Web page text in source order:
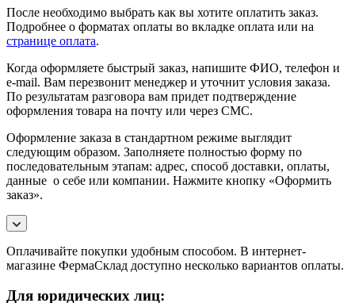
После необходимо выбрать как вы хотите оплатить заказ.
Подробнее о форматах оплаты во вкладке оплата или на
странице оплата.
Когда оформляете быстрый заказ, напишите ФИО, телефон и
e-mail. Вам перезвонит менеджер и уточнит условия заказа.
По результатам разговора вам придет подтверждение
оформления товара на почту или через СМС.
Оформление заказа в стандартном режиме выглядит
следующим образом. Заполняете полностью форму по
последовательным этапам: адрес, способ доставки, оплаты,
данные о себе или компании. Нажмите кнопку «Оформить
заказ».
Оплачивайте покупки удобным способом. В интернет-
магазине ФермаСклад доступно несколько вариантов оплаты.
Для юридических лиц: